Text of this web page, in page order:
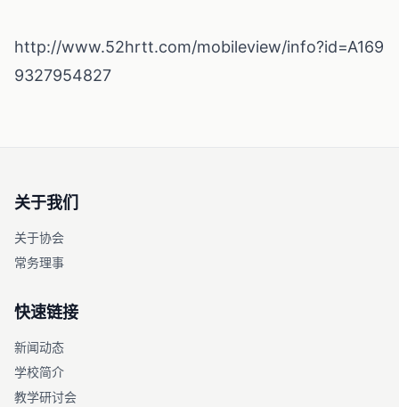
http://www.52hrtt.com/mobileview/info?id=A169
9327954827
关于我们
关于协会
常务理事
快速链接
新闻动态
学校简介
教学研讨会